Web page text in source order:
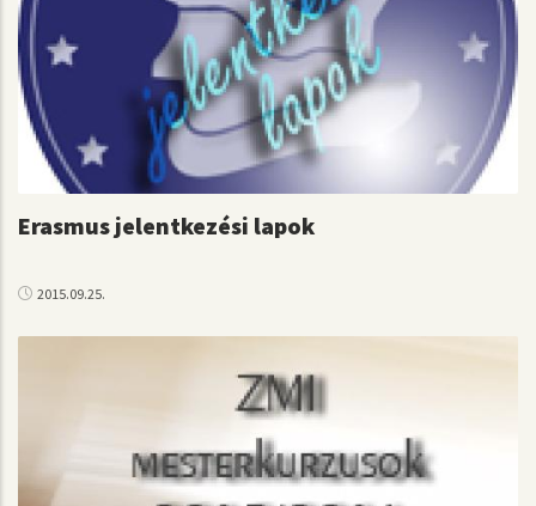
Erasmus jelentkezési lapok
2015.09.25.